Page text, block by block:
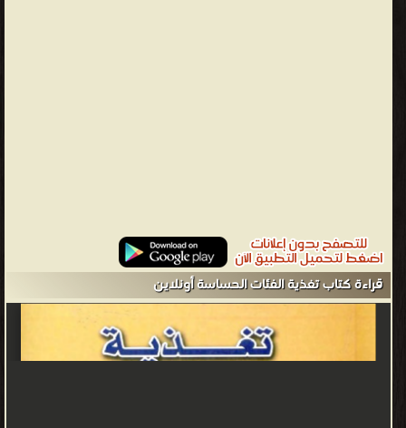
قراءة كتاب تغذية الفئات الحساسة أونلاين